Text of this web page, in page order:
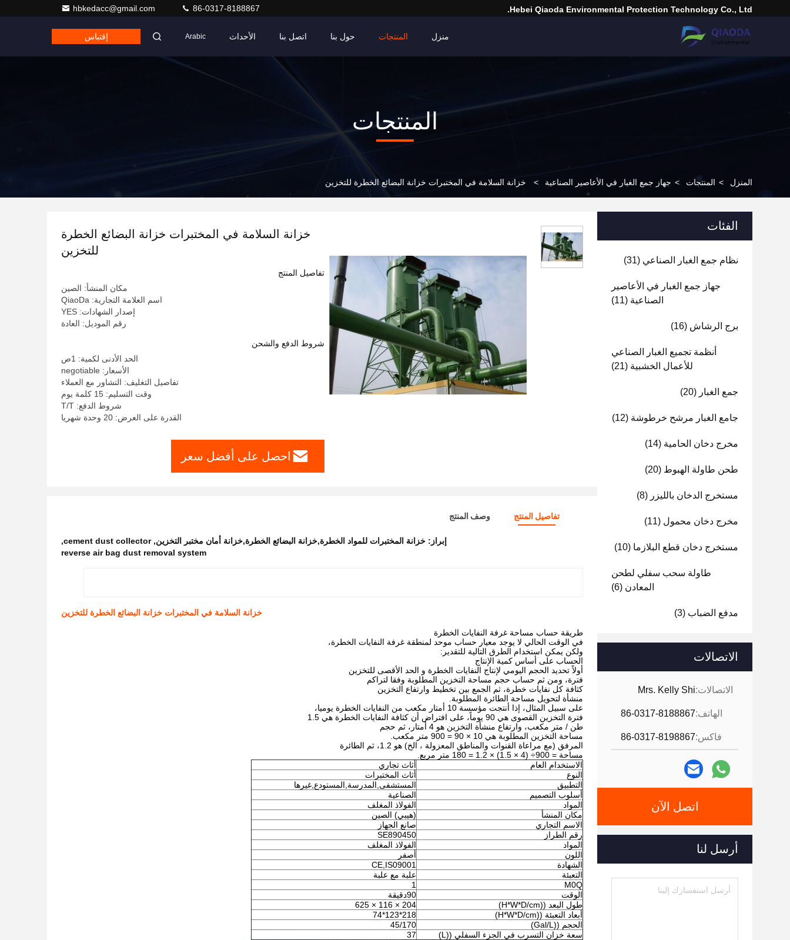
Hebei Qiaoda Environmental Protection Technology Co., Ltd.
hbkedacc@gmail.com 86-0317-8188867
منزل المنتجات حول بنا اتصل بنا الأحداث Arabic إقتباس
المنتجات
المنزل > المنتجات > جهاز جمع الغبار في الأعاصير الصناعية > خزانة السلامة في المختبرات خزانة البضائع الخطرة للتخزين
الفئات
نظام جمع الغبار الصناعي (31)
جهاز جمع الغبار في الأعاصير
الصناعية (11)
برج الرشاش (16)
أنظمة تجميع الغبار الصناعي
للأعمال الخشبية (21)
جمع الغبار (20)
جامع الغبار مرشح خرطوشة (12)
مخرج دخان الحامية (14)
طحن طاولة الهبوط (20)
مستخرج الدخان بالليزر (8)
مخرج دخان محمول (11)
مستخرج دخان قطع البلازما (10)
طاولة سحب سفلي لطحن
المعادن (6)
مدفع الضباب (3)
الاتصالات
الاتصالات:Mrs. Kelly Shi
الهاتف:86-0317-8188867
فاكس:86-0317-8198867
اتصل الآن
أرسل لنا
خزانة السلامة في المختبرات خزانة البضائع الخطرة
للتخزين
تفاصيل المنتج
مكان المنشأ: الصين
اسم العلامة التجارية: QiaoDa
إصدار الشهادات: YES
رقم الموديل: العادة
شروط الدفع والشحن
الحد الأدنى لكمية: 1ص
الأسعار: negotiable
تفاصيل التغليف: التشاور مع العملاء
وقت التسليم: 15 كلمة يوم
شروط الدفع: T/T
القدرة على العرض: 20 وحدة شهريا
احصل على أفضل سعر
تفاصيل المنتج وصف المنتج
إبراز: خزانة المختبرات للمواد الخطرة,خزانة البضائع الخطرة,خزانة أمان مختبر التخزين,
cement dust collector
,
reverse air bag dust removal system
خزانة السلامة في المختبرات خزانة البضائع الخطرة للتخزين
طريقة حساب مساحة غرفة النفايات الخطرة
في الوقت الحالي لا يوجد معيار حساب موحد لمنطقة غرفة النفايات الخطرة،
ولكن يمكن استخدام الطرق التالية للتقدير:
الحساب على أساس كمية الإنتاج
أولاً تحديد الحجم اليومي لإنتاج النفايات الخطرة و الحد الأقصى للتخزين
فترة، ومن ثم حساب حجم مساحة التخزين المطلوبة وفقا لتراكم
كثافة كل نفايات خطرة، ثم الجمع بين تخطيط وارتفاع التخزين
منشأة لتحويل مساحة الطائرة المطلوبة.
على سبيل المثال، إذا أنتجت مؤسسة 10 أمتار مكعب من النفايات الخطرة يوميا،
فترة التخزين القصوى هي 90 يوماً، على افتراض أن كثافة النفايات الخطرة هي 1.5
طن / متر مكعب، وارتفاع منشأة التخزين هو 4 أمتار، ثم حجم
مساحة التخزين المطلوبة هي 10 × 90 = 900 متر مكعب.
المرفق (مع مراعاة القنوات والمناطق المعزولة ، الخ) هو 1.2، ثم الطائرة
مساحة = 900÷ (4 × 1.5) × 1.2 = 180 متر مربع.
الاستخدام العام
أثاث تجاري
النوع
أثاث المختبرات
التطبيق
المستشفى,المدرسة,المستودع,غيرها
أسلوب التصميم
الصناعية
المواد
الفولاذ المغلف
مكان المنشأ
(هيبي) الصين
الاسم التجاري
صانع الجهاز
رقم الطراز
SE890450
المواد
الفولاذ المغلف
اللون
أصفر
الشهادة
CE,IS09001
التعبئة
علبة مع علبة
M0Q
1
الوقت
90دقيقة
طول البعد ((H*W*D/cm)
204 × 116 × 625
أبعاد التعبئة ((H*W*D/cm)
218*123*74
الحجم ((Gal/L)
45/170
سعة خزان التسرب في الجزء السفلي ((L)
37